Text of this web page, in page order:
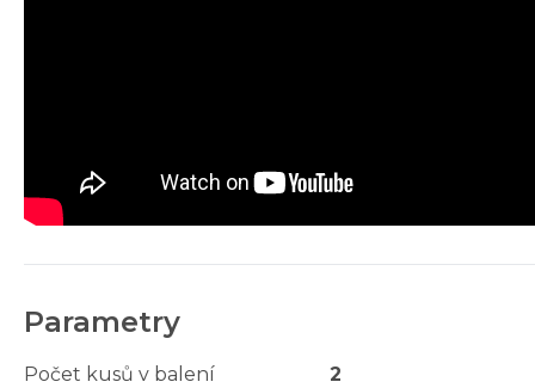
Parametry
Počet kusů v balení
2